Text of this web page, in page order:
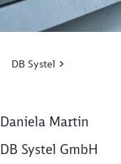
DB Systel
Daniela Martin
DB Systel GmbH